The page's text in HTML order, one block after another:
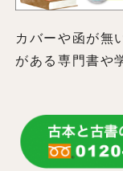
カバーや函が無
がある専門書や